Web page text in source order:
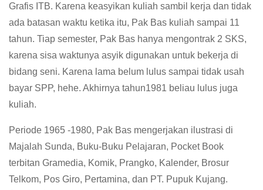
Grafis ITB. Karena keasyikan kuliah sambil kerja dan tidak
ada batasan waktu ketika itu, Pak Bas kuliah sampai 11
tahun. Tiap semester, Pak Bas hanya mengontrak 2 SKS,
karena sisa waktunya asyik digunakan untuk bekerja di
bidang seni. Karena lama belum lulus sampai tidak usah
bayar SPP, hehe. Akhirnya tahun1981 beliau lulus juga
kuliah.
Periode 1965 -1980, Pak Bas mengerjakan ilustrasi di
Majalah Sunda, Buku-Buku Pelajaran, Pocket Book
terbitan Gramedia, Komik, Prangko, Kalender, Brosur
Telkom, Pos Giro, Pertamina, dan PT. Pupuk Kujang.